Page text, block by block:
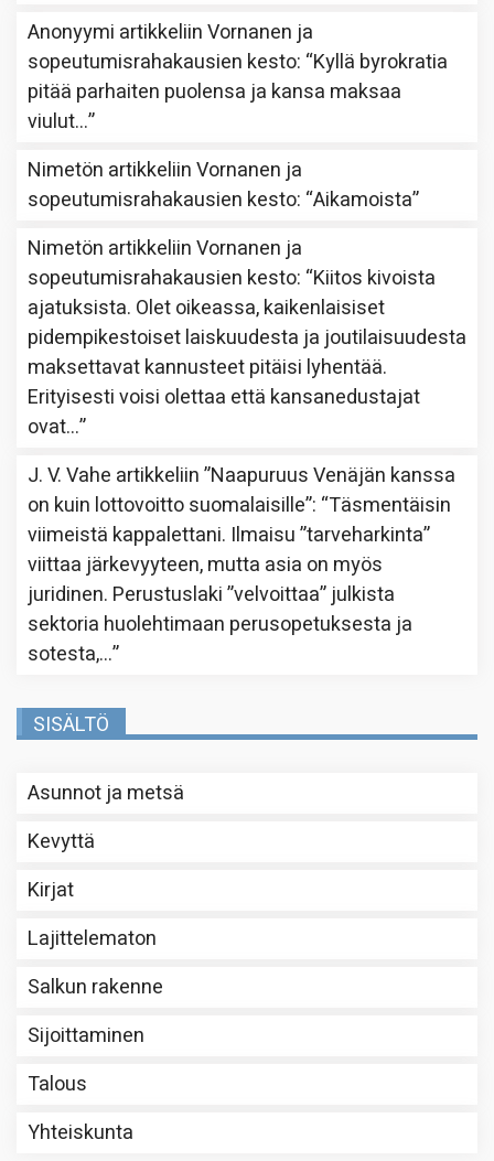
Anonyymi artikkeliinVornanen ja
sopeutumisrahakausien kesto: “Kyllä byrokratia
pitää parhaiten puolensa ja kansa maksaa
viulut…”
Nimetön artikkeliinVornanen ja
sopeutumisrahakausien kesto: “Aikamoista”
Nimetön artikkeliinVornanen ja
sopeutumisrahakausien kesto: “Kiitos kivoista
ajatuksista. Olet oikeassa, kaikenlaisiset
pidempikestoiset laiskuudesta ja joutilaisuudesta
maksettavat kannusteet pitäisi lyhentää.
Erityisesti voisi olettaa että kansanedustajat
ovat…”
J. V. Vahe artikkeliin”Naapuruus Venäjän kanssa
on kuin lottovoitto suomalaisille”: “Täsmentäisin
viimeistä kappalettani. Ilmaisu ”tarveharkinta”
viittaa järkevyyteen, mutta asia on myös
juridinen. Perustuslaki ”velvoittaa” julkista
sektoria huolehtimaan perusopetuksesta ja
sotesta,…”
SISÄLTÖ
Asunnot ja metsä
Kevyttä
Kirjat
Lajittelematon
Salkun rakenne
Sijoittaminen
Talous
Yhteiskunta